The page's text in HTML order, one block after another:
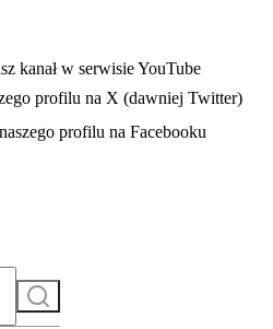
w nowej karcie
kanał w serwisie YouTube
profilu na X (dawniej Twitter)
w nowej karcieprofilu na Facebooku
Szukaj